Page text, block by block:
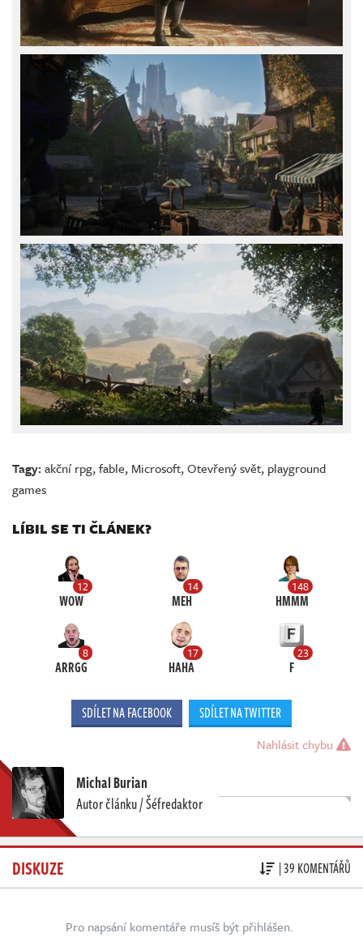
Tagy:akční rpg,fable, Microsoft,Otevřený svět, playground
games
LÍBIL SE TI ČLÁNEK?
12
WOW
14
MEH
148
HMMM
8
ARRGG
17
HAHA
23
F
SDÍLET NA FACEBOOK SDÍLET NA TWITTER
Nahlásit chybu
Michal Burian
Autor článku / Šéfredaktor
DISKUZE | 39 KOMENTÁŘŮ
Pro napsání komentáře musíš být přihlášen.